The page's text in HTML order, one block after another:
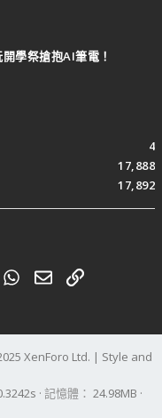
學祭搶抱AI筆電！
4
17,888
17,892
WhatsApp
電子郵件
連結
XenForo Ltd. | Style and
記憶體 24.98MB